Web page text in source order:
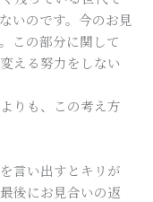
いのです。今のお見
この部分に関して
える努力をしない
りも、この考え方
言い出すとキリが
後にお見合いの返